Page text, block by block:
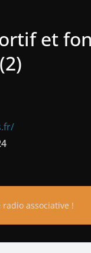
et
associative !